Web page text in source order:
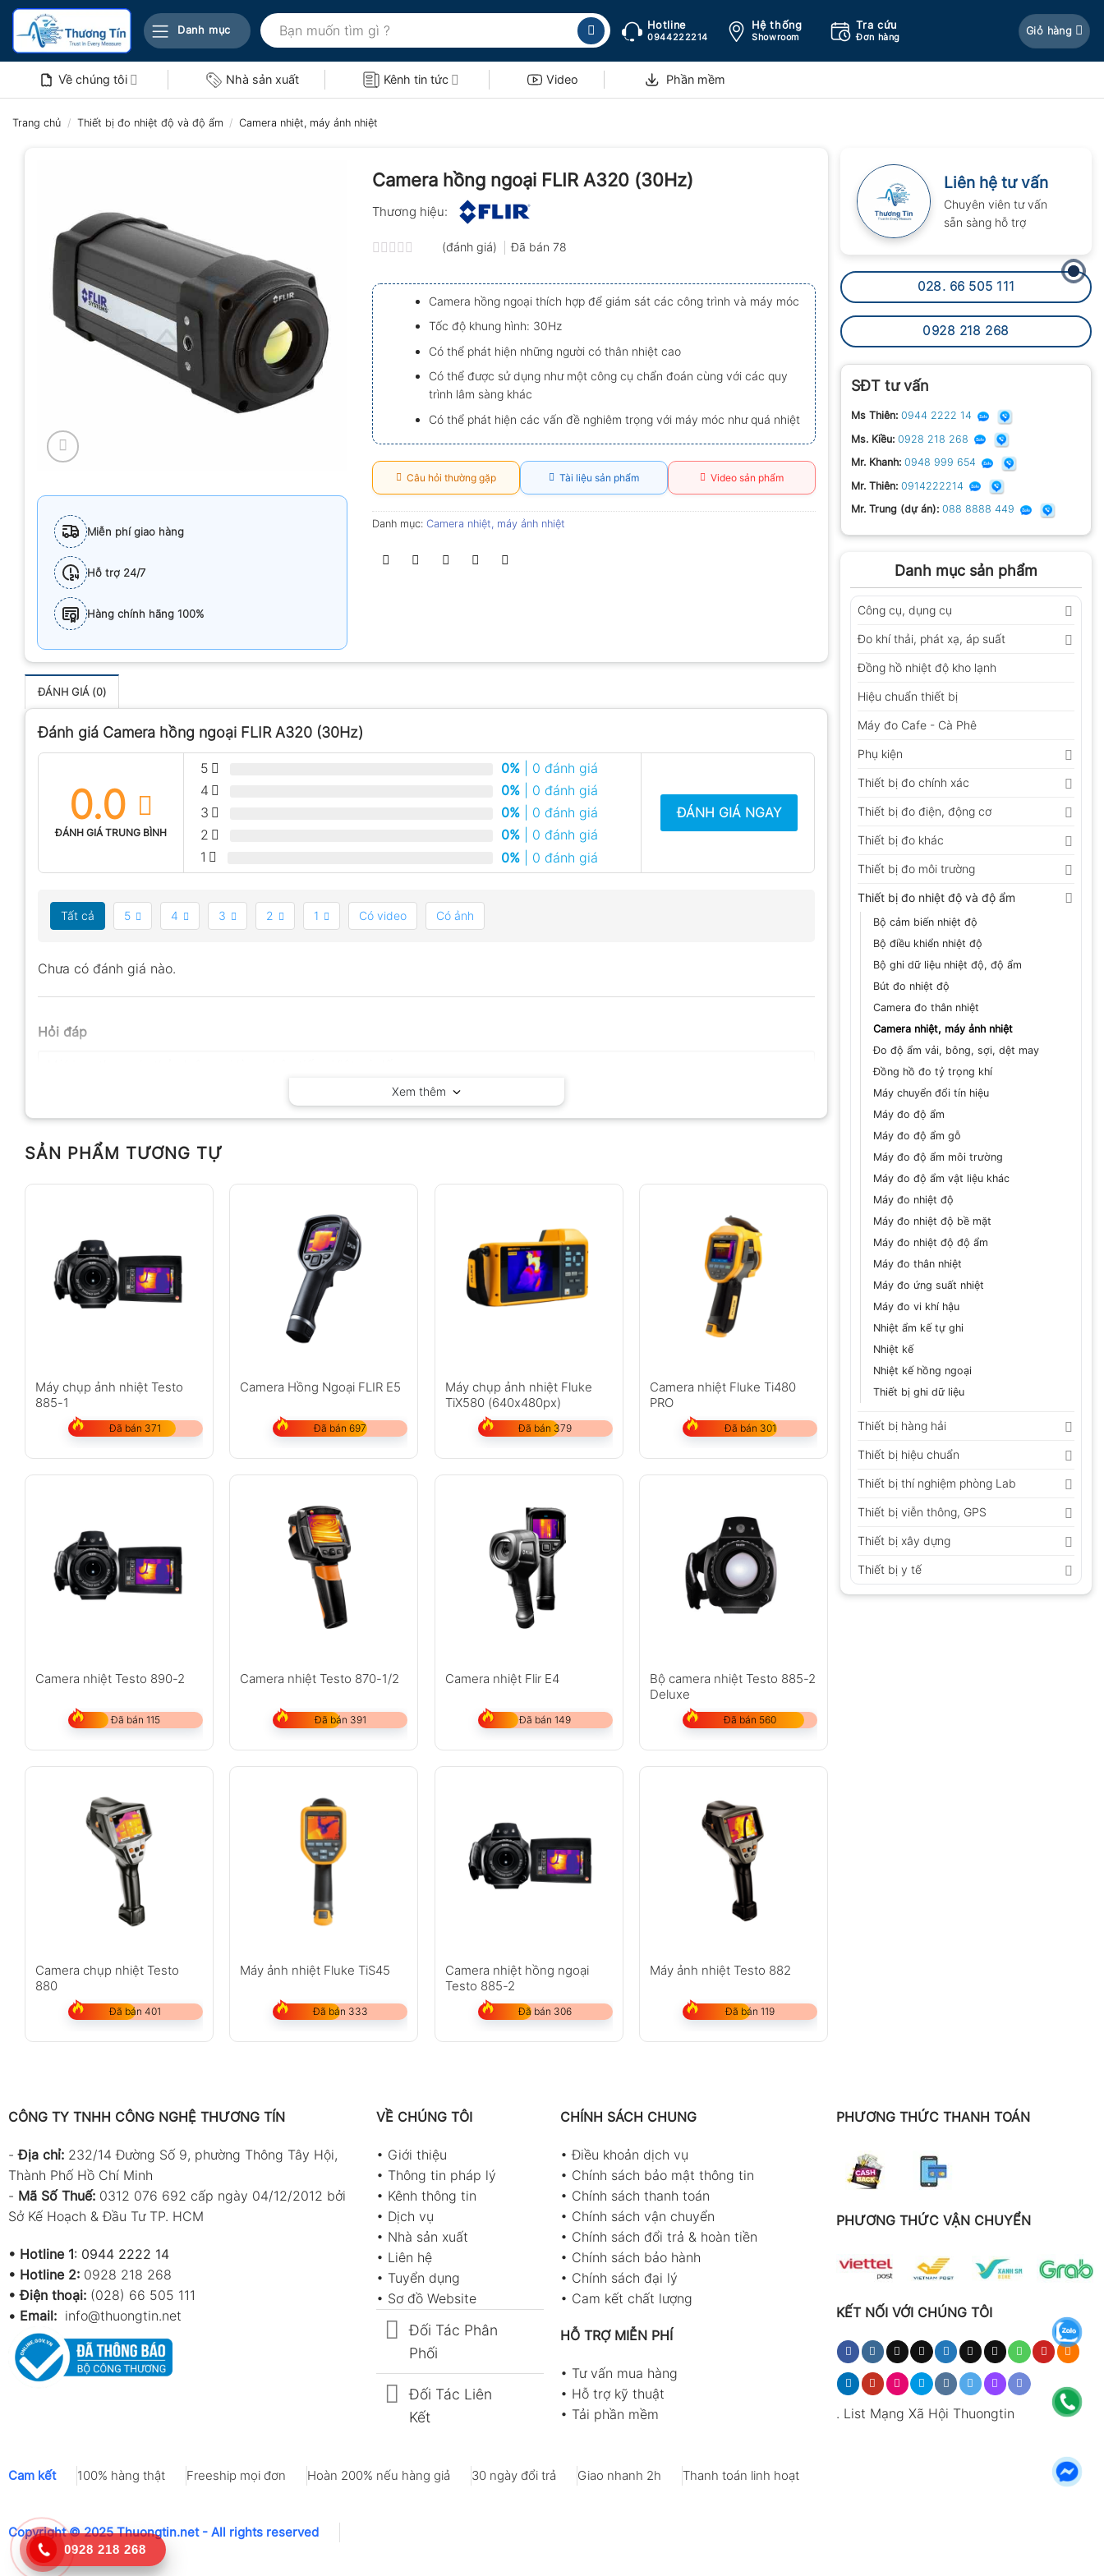
Bỏ
nội
Danh mục
Tìm
kiếm:
Hotline
0944222214
Hệ thống
Showroom
Tra cứu
Đơn hàng
Giỏ hàng
Về chúng tôi Nhà sản xuất Kênh tin tức Video Phần mềm
Trang chủ / Thiết bị đo nhiệt độ và độ ẩm / Camera nhiệt, máy ảnh nhiệt
Liên hệ tư vấn
Chuyên viên tư vấn
sẵn sàng hỗ trợ
028. 66 505 111
0928 218 268
SĐT tư vấn
Ms Thiên: 0944 2222 14
Ms. Kiều: 0928 218 268
Mr. Khanh: 0948 999 654
Mr. Thiên: 0914222214
Mr. Trung (dự án): 088 8888 449
Danh mục sản phẩm
Công cụ, dụng cụ
Đo khí thải, phát xạ, áp suất
Đồng hồ nhiệt độ kho lạnh
Hiệu chuẩn thiết bị
Máy đo Cafe - Cà Phê
Phụ kiện
Thiết bị đo chính xác
Thiết bị đo điện, động cơ
Thiết bị đo khác
Thiết bị đo môi trường
Thiết bị đo nhiệt độ và độ ẩm
Bộ cảm biến nhiệt độ
Bộ điều khiển nhiệt độ
Bộ ghi dữ liệu nhiệt độ, độ ẩm
Bút đo nhiệt độ
Camera đo thân nhiệt
Camera nhiệt, máy ảnh nhiệt
Đo độ ẩm vải, bông, sợi, dệt may
Đồng hồ đo tỷ trọng khí
Máy chuyển đổi tín hiệu
Máy đo độ ẩm
Máy đo độ ẩm gỗ
Máy đo độ ẩm môi trường
Máy đo độ ẩm vật liệu khác
Máy đo nhiệt độ
Máy đo nhiệt độ bề mặt
Máy đo nhiệt độ độ ẩm
Máy đo thân nhiệt
Máy đo ứng suất nhiệt
Máy đo vi khí hậu
Nhiệt ẩm kế tự ghi
Nhiệt kế
Nhiệt kế hồng ngoại
Thiết bị ghi dữ liệu
Thiết bị hàng hải
Thiết bị hiệu chuẩn
Thiết bị thí nghiệm phòng Lab
Thiết bị viễn thông, GPS
Thiết bị xây dựng
Thiết bị y tế
Miễn phí giao hàng
Hỗ trợ 24/7
Hàng chính hãng 100%
Camera hồng ngoại FLIR A320 (30Hz)
Thương hiệu:
xếp
hạng
0.0
5
sao
(đánh giá) Đã bán78
Camera hồng ngoại thích hợp để giám sát các công trình và máy móc
Tốc độ khung hình: 30Hz
Có thể phát hiện những người có thân nhiệt cao
Có thể được sử dụng như một công cụ chẩn đoán cùng với các quy
trình lâm sàng khác
Có thể phát hiện các vấn đề nghiêm trọng với máy móc như quá nhiệt
Câu hỏi thường gặp Tài liệu sản phẩm Video sản phẩm
Danh mục: Camera nhiệt, máy ảnh nhiệt
ĐÁNH GIÁ (0)
Đánh giá Camera hồng ngoại FLIR A320 (30Hz)
0.0
ĐÁNH GIÁ TRUNG BÌNH
5 0% | 0 đánh giá
4
0% | 0 đánh giá
3
0% | 0 đánh giá
2
0% | 0 đánh giá
1
0% | 0 đánh giá
ĐÁNH GIÁ NGAY
Tất cả 5 4 3 2 1 Có video Có ảnh
Chưa có đánh giá nào.
Hỏi đáp
Xem thêm
SẢN PHẨM TƯƠNG TỰ
Máy chụp ảnh nhiệt Testo
885-1
Đã bán 371
Camera Hồng Ngoại FLIR E5
Đã bán 697
Máy chụp ảnh nhiệt Fluke
TiX580 (640x480px)
Đã bán 379
Camera nhiệt Fluke Ti480
PRO
Đã bán 301
Camera nhiệt Testo 890-2
Đã bán 115
Camera nhiệt Testo 870-1/2
Đã bán 391
Camera nhiệt Flir E4
Đã bán 149
Bộ camera nhiệt Testo 885-2
Deluxe
Đã bán 560
Camera chụp nhiệt Testo
880
Đã bán 401
Máy ảnh nhiệt Fluke TiS45
Đã bán 333
Camera nhiệt hồng ngoại
Testo 885-2
Đã bán 306
Máy ảnh nhiệt Testo 882
Đã bán 119
CÔNG TY TNHH CÔNG NGHỆ THƯƠNG TÍN
-Địa chỉ: 232/14 Đường Số 9, phường Thông Tây Hội,
Thành Phố Hồ Chí Minh
- Mã Số Thuế: 0312 076 692 cấp ngày 04/12/2012 bởi
Sở Kế Hoạch & Đầu Tư TP. HCM
• Hotline 1: 0944 2222 14
• Hotline 2: 0928 218 268
• Điện thoại: (028) 66 505 111
• Email: info@thuongtin.net
VỀ CHÚNG TÔI
• Giới thiệu
• Thông tin pháp lý
• Kênh thông tin
• Dịch vụ
• Nhà sản xuất
• Liên hệ
• Tuyển dụng
• Sơ đồ Website
Đối Tác Phân
Phối
Đối Tác Liên
Kết
CHÍNH SÁCH CHUNG
•Điều khoản dịch vụ
• Chính sách bảo mật thông tin
• Chính sách thanh toán
• Chính sách vận chuyển
• Chính sách đổi trả & hoàn tiền
• Chính sách bảo hành
• Chính sách đại lý
• Cam kết chất lượng
HỖ TRỢ MIỄN PHÍ
• Tư vấn mua hàng
• Hỗ trợ kỹ thuật
• Tải phần mềm
PHƯƠNG THỨC THANH TOÁN
PHƯƠNG THỨC VẬN CHUYỂN
KẾT NỐI VỚI CHÚNG TÔI
. List Mạng Xã Hội Thuongtin
Cam kết 100% hàng thật Freeship mọi đơn Hoàn 200% nếu hàng giả 30 ngày đổi trả Giao nhanh 2h Thanh toán linh hoạt
Copyright © 2025 Thuongtin.net - All rights reserved
0928 218 268